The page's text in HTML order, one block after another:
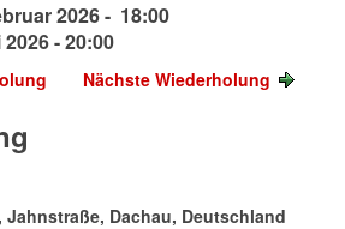
2026 - 18:00
- 20:00
Nächste Wiederholung
Jahnstraße, Dachau, Deutschland